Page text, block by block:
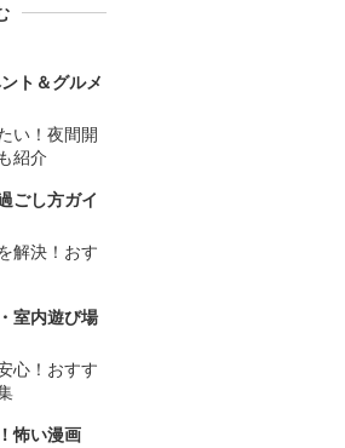
ト＆グルメ
い！夜間開
紹介
ごし方ガイ
解決！おす
室内遊び場
心！おすす
怖い漫画